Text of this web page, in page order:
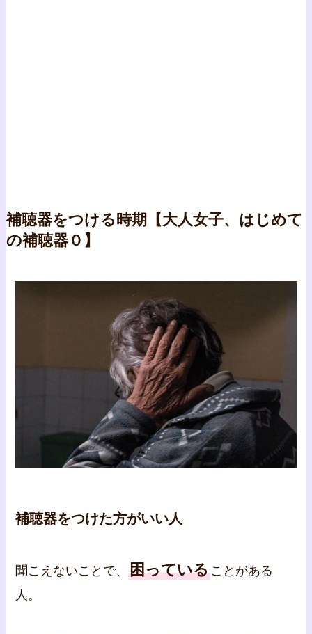
補聴器をつける時期【大人女子、はじめて
の補聴器０】
補聴器をつけた方がいい人
聞こえないことで、困っていることがある
人。